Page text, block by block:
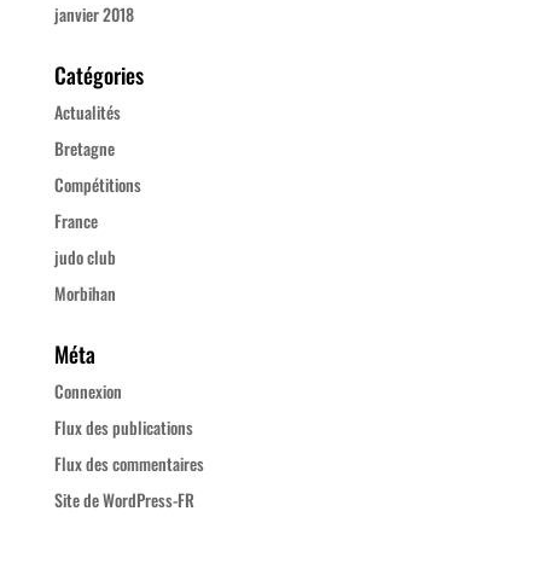
janvier 2018
Catégories
Actualités
Bretagne
Compétitions
France
judo club
Morbihan
Méta
Connexion
Flux des publications
Flux des commentaires
Site de WordPress-FR